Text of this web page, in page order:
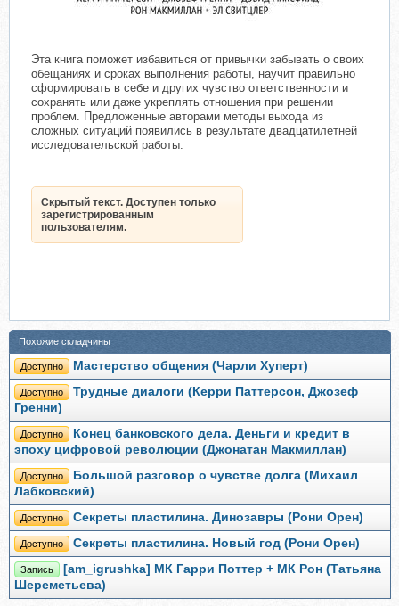
Эта книга поможет избавиться от привычки забывать о своих
обещаниях и сроках выполнения работы, научит правильно
сформировать в себе и других чувство ответственности и
сохранять или даже укреплять отношения при решении
проблем. Предложенные авторами методы выхода из
сложных ситуаций появились в результате двадцатилетней
исследовательской работы.
Скрытый текст. Доступен только
зарегистрированным
пользователям.
Похожие складчины
Доступно Мастерство общения (Чарли Хуперт)
Доступно
Трудные диалоги (Керри Паттерсон, Джозеф
Гренни)
Доступно
Конец банковского дела. Деньги и кредит в
эпоху цифровой революции (Джонатан Макмиллан)
Доступно
Большой разговор о чувстве долга (Михаил
Лабковский)
Доступно Секреты пластилина. Динозавры (Рони Орен)
Доступно Секреты пластилина. Новый год (Рони Орен)
Запись
[am_igrushka] МК Гарри Поттер + МК Рон (Татьяна
Шереметьева)